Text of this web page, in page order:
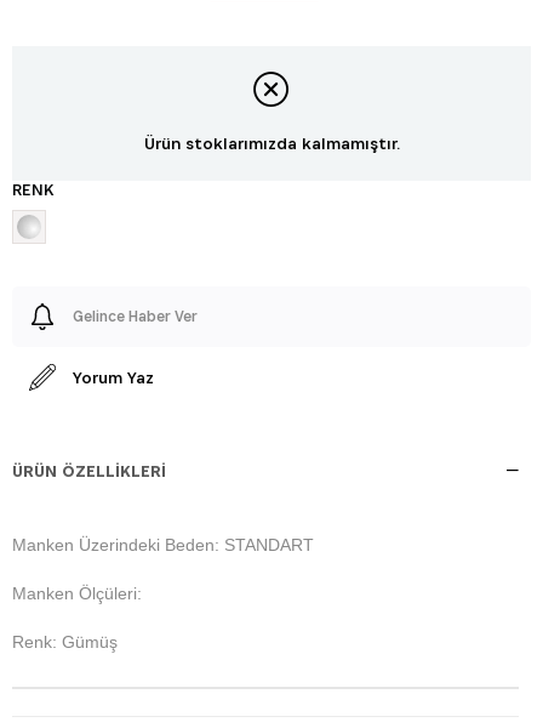
Ürün stoklarımızda kalmamıştır.
RENK
Gelince Haber Ver
Yorum Yaz
ÜRÜN ÖZELLIKLERI
Manken Üzerindeki Beden: STANDART
Manken Ölçüleri:
Renk: Gümüş